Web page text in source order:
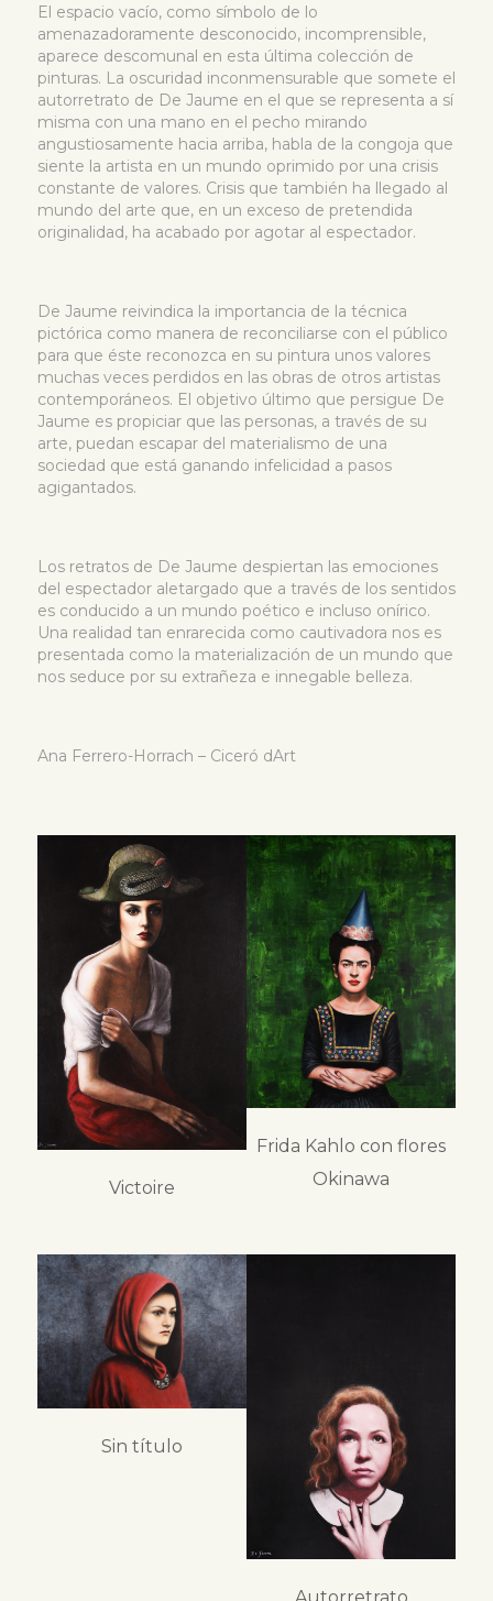
El espacio vacío, como símbolo de lo
amenazadoramente desconocido, incomprensible,
aparece descomunal en esta última colección de
pinturas. La oscuridad inconmensurable que somete el
autorretrato de De Jaume en el que se representa a sí
misma con una mano en el pecho mirando
angustiosamente hacia arriba, habla de la congoja que
siente la artista en un mundo oprimido por una crisis
constante de valores. Crisis que también ha llegado al
mundo del arte que, en un exceso de pretendida
originalidad, ha acabado por agotar al espectador.
De Jaume reivindica la importancia de la técnica
pictórica como manera de reconciliarse con el público
para que éste reconozca en su pintura unos valores
muchas veces perdidos en las obras de otros artistas
contemporáneos. El objetivo último que persigue De
Jaume es propiciar que las personas, a través de su
arte, puedan escapar del materialismo de una
sociedad que está ganando infelicidad a pasos
agigantados.
Los retratos de De Jaume despiertan las emociones
del espectador aletargado que a través de los sentidos
es conducido a un mundo poético e incluso onírico.
Una realidad tan enrarecida como cautivadora nos es
presentada como la materialización de un mundo que
nos seduce por su extrañeza e innegable belleza.
Ana Ferrero-Horrach – Ciceró dArt
Victoire
Frida Kahlo con flores
Okinawa
Sin título